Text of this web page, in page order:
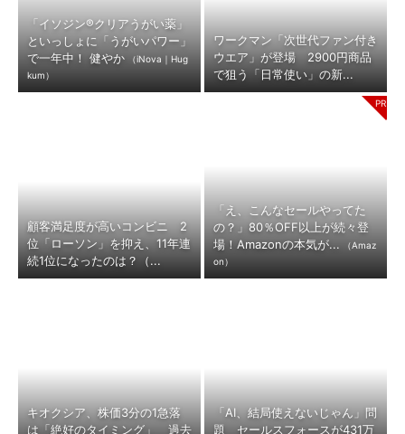
「イソジン®クリアうがい薬」
といっしょに「うがいパワー」
で一年中！ 健やか
（iNova｜Hug
kum）
ワークマン「次世代ファン付き
ウエア」が登場 2900円商品
で狙う「日常使い」の新...
顧客満足度が高いコンビニ 2
位「ローソン」を抑え、11年連
続1位になったのは？（...
「え、こんなセールやってた
の？」80％OFF以上が続々登
場！Amazonの本気が...
（Amaz
on）
キオクシア、株価3分の1急落
は「絶好のタイミング」 過去
「AI、結局使えないじゃん」問
題 セールスフォースが431万